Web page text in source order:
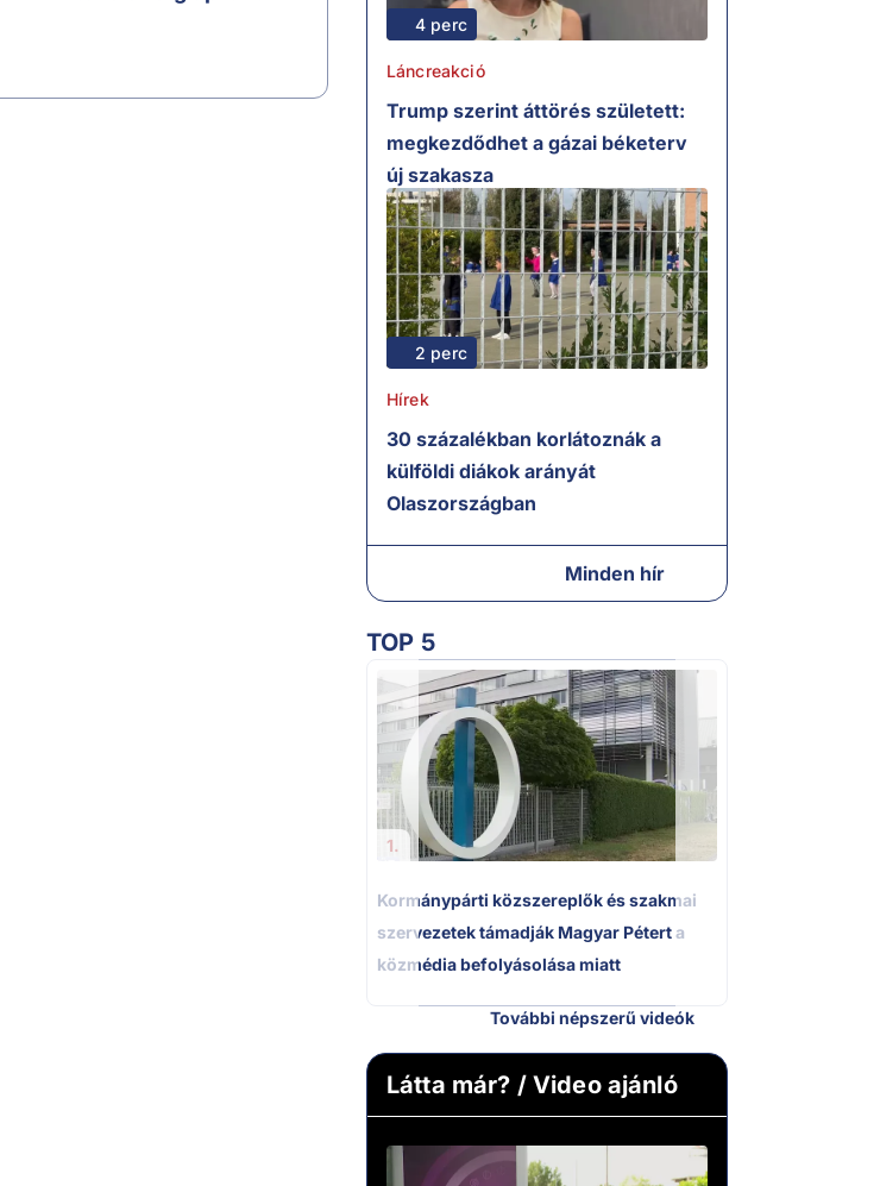
4 perc
Láncreakció
Trump szerint áttörés született:
megkezdődhet a gázai béketerv
új szakasza
2 perc
Hírek
30 százalékban korlátoznák a
külföldi diákok arányát
Olaszországban
Minden hír
TOP 5
1.
Kormánypárti közszereplők és szakmai
szervezetek támadják Magyar Pétert a
közmédia befolyásolása miatt
További népszerű videók
Látta már? / Video ajánló